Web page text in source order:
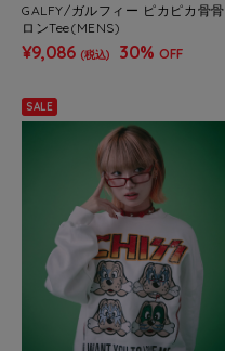
GALFY/ガルフィー ピカピカ骨骨
ロンTee(MENS)
¥9,086 (税込) 30% OFF
SALE